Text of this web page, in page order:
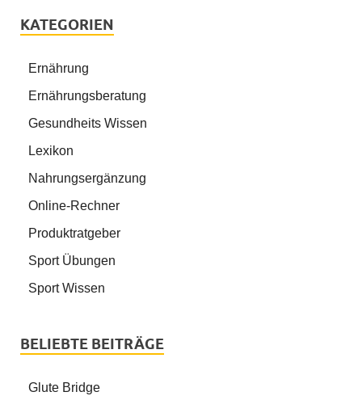
KATEGORIEN
Ernährung
Ernährungsberatung
Gesundheits Wissen
Lexikon
Nahrungsergänzung
Online-Rechner
Produktratgeber
Sport Übungen
Sport Wissen
BELIEBTE BEITRÄGE
Glute Bridge